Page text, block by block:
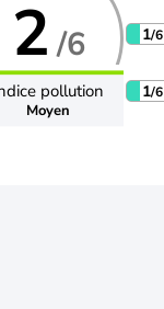
2 /6
pollution
Moyen
1/6
1/6